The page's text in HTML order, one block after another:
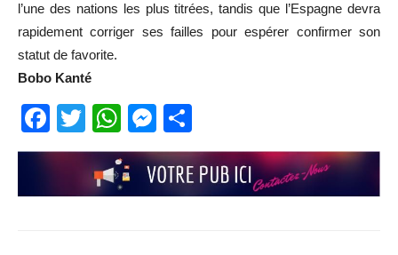
l’une des nations les plus titrées, tandis que l’Espagne devra
rapidement corriger ses failles pour espérer confirmer son
statut de favorite.
Bobo Kanté
Facebook
TwitterWhatsApp
Messenger